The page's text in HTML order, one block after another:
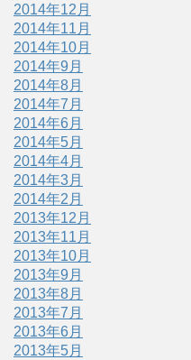
2014年12月
2014年11月
2014年10月
2014年9月
2014年8月
2014年7月
2014年6月
2014年5月
2014年4月
2014年3月
2014年2月
2013年12月
2013年11月
2013年10月
2013年9月
2013年8月
2013年7月
2013年6月
2013年5月